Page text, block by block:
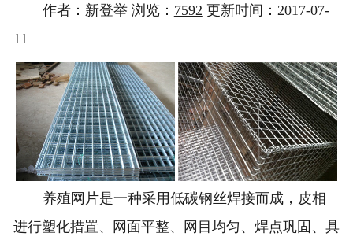
技术支持
厂房相册
工程案例
联系我们
地区分站
作者：新登举 浏览： 7592 更新时间：2017-07-
11
养殖 网片是一种采用低碳钢丝焊接而成，皮相
进行塑化措置、网面平整、网目均匀、焊点巩固、具